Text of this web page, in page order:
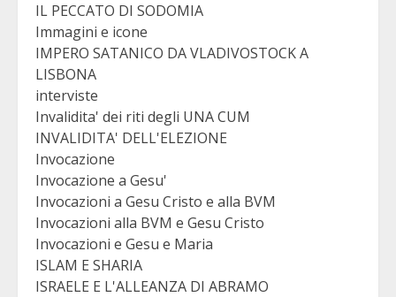
IL PECCATO DI SODOMIA
Immagini e icone
IMPERO SATANICO DA VLADIVOSTOCK A
LISBONA
interviste
Invalidita' dei riti degli UNA CUM
INVALIDITA' DELL'ELEZIONE
Invocazione
Invocazione a Gesu'
Invocazioni a Gesu Cristo e alla BVM
Invocazioni alla BVM e Gesu Cristo
Invocazioni e Gesu e Maria
ISLAM E SHARIA
ISRAELE E L'ALLEANZA DI ABRAMO